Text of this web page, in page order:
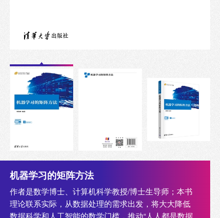
机器学习的矩阵方法
作者是数学博士、计算机科学教授/博士生导师；本书
理论联系实际，从数据处理的需求出发，将大大降低